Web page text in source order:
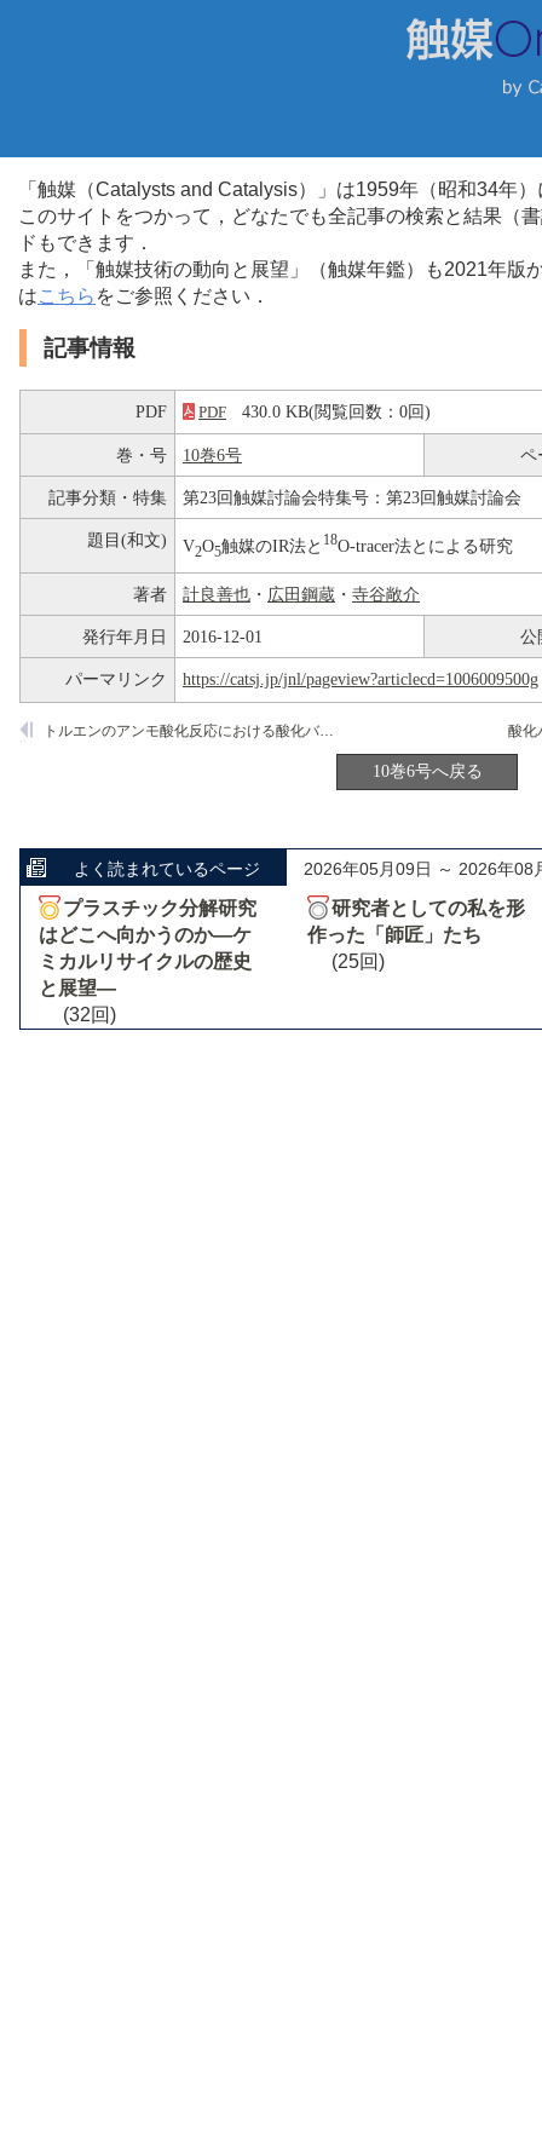
「触媒（Catalysts and Catalysis）」は1959年（昭和34年
このサイトをつかって，どなたでも全記事の検索と結果（
ドもできます．
また，「触媒技術の動向と展望」（触媒年鑑）も2021年
はこちら をご参照ください．
記事情報
PDF PDF 430.0 KB(閲覧回数：0回)
巻・号 10巻6号 ペ
記事分類・特集 第23回触媒討論会特集号：第23回触媒討論会
題目(和文) V2O5触媒のIR法と 18O-tracer法とによる研究
著者 計良善也 ・ 広田鋼蔵 ・ 寺谷敞介
発行年月日 2016-12-01 公
パーマリンク https://catsj.jp/jnl/pageview?articlecd=1006009500g
酸化
トルエンのアンモ酸化反応における酸化バナジウム触媒の活性とESRスペクトル
10巻6号へ戻る
よく読まれているページ 2026年05月09日 ～ 2026年08
プラスチック分解研究
はどこへ向かうのか―ケ
ミカルリサイクルの歴史
と展望―
(32回)
研究者としての私を形
作った「師匠」たち
(25回)